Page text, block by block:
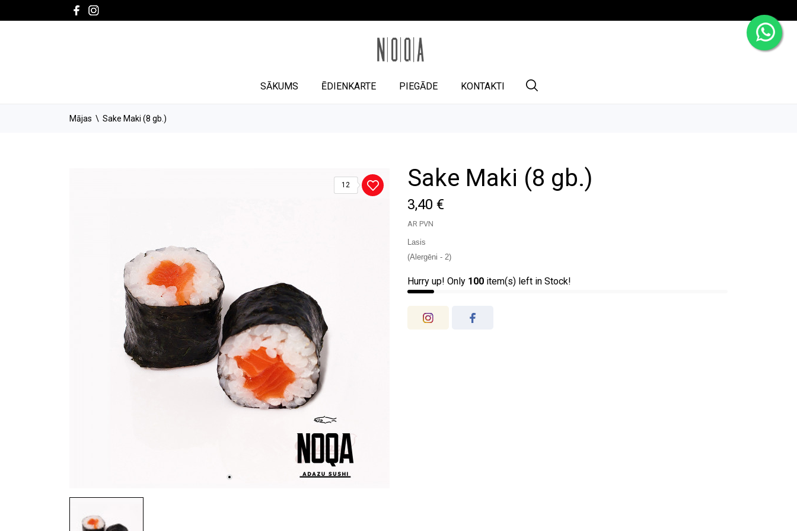
SĀKUMS ĒDIENKARTE PIEGĀDE KONTAKTI
Mājas Sake Maki (8 gb.)
12 Sake Maki (8 gb.)
3,40 €
AR PVN
Lasis
(Alergēni - 2)
Hurry up! Only 100 item(s) left in Stock!